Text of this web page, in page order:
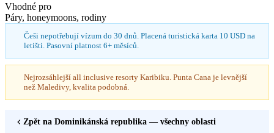
Vhodné pro
Páry, honeymoons, rodiny
Češi nepotřebují vízum do 30 dnů. Placená turistická karta 10 USD na
letišti. Pasovní platnost 6+ měsíců.
Nejrozsáhlejší all inclusive resorty Karibiku. Punta Cana je levnější
než Maledivy, kvalita podobná.
Zpět na Dominikánská republika — všechny oblasti